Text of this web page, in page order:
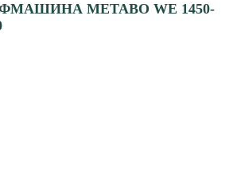
METABO WE 1450-